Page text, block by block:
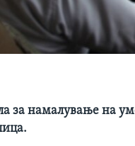
за намалување на